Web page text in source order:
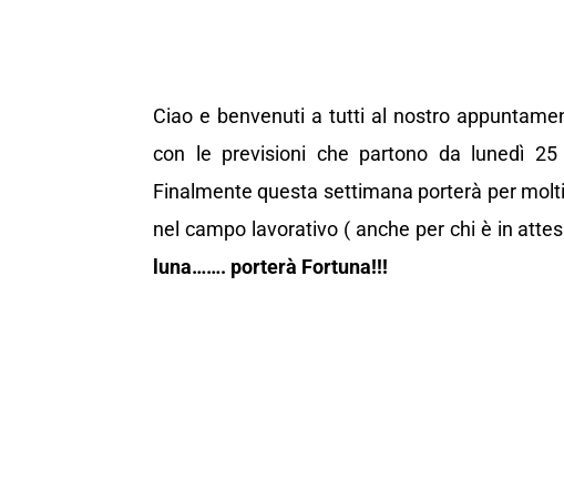
Ciao e benvenuti a tutti al nostro
con le previsioni che partono da lunedì
Finalmente questa settimana porterà per
nel campo lavorativo ( anche per chi è in
luna……. porterà Fortuna!!!